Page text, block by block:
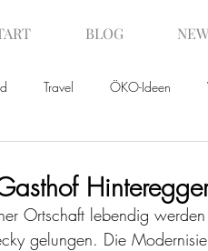
BLOG
Travel ÖKO-Ideen
Ortschaft lebendig
gelungen. Die